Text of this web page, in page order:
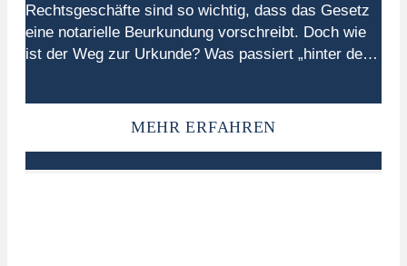
Rechtsgeschäfte sind so wichtig, dass das Gesetz
eine notarielle Beurkundung vorschreibt. Doch wie
ist der Weg zur Urkunde? Was passiert „hinter den
der ersten Idee bis zur Umsetzung. Der Weg zur…
MEHR ERFAHREN